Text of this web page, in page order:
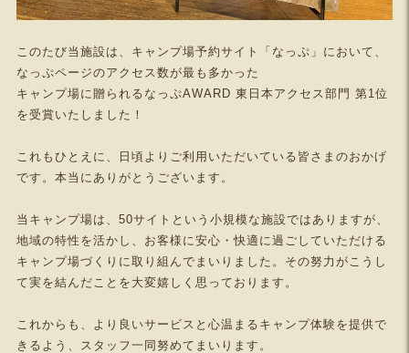
このたび当施設は、キャンプ場予約サイト「なっぷ」において、
なっぷページのアクセス数が最も多かった
キャンプ場に贈られるなっぷAWARD 東日本アクセス部門 第1位
を受賞いたしました！
これもひとえに、日頃よりご利用いただいている皆さまのおかげ
です。本当にありがとうございます。
当キャンプ場は、50サイトという小規模な施設ではありますが、
地域の特性を活かし、お客様に安心・快適に過ごしていただける
キャンプ場づくりに取り組んでまいりました。その努力がこうし
て実を結んだことを大変嬉しく思っております。
これからも、より良いサービスと心温まるキャンプ体験を提供で
きるよう、スタッフ一同努めてまいります。